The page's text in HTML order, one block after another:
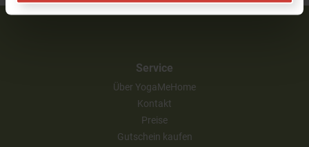
Service
Über YogaMeHome
Kontakt
Preise
Gutschein kaufen